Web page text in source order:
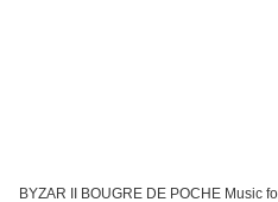
BYZAR II BOUGRE DE POCHE Music for Films - And Away We Go ©